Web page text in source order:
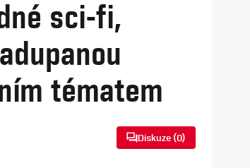
sci-fi,
tématem
Diskuze (0)